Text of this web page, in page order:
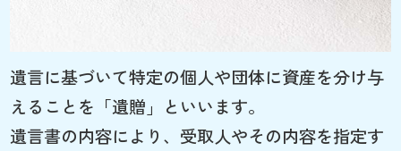
遺言に基づいて特定の個人や団体に資産を分け与
えることを「遺贈」といいます。
遺言書の内容により、受取人やその内容を指定す